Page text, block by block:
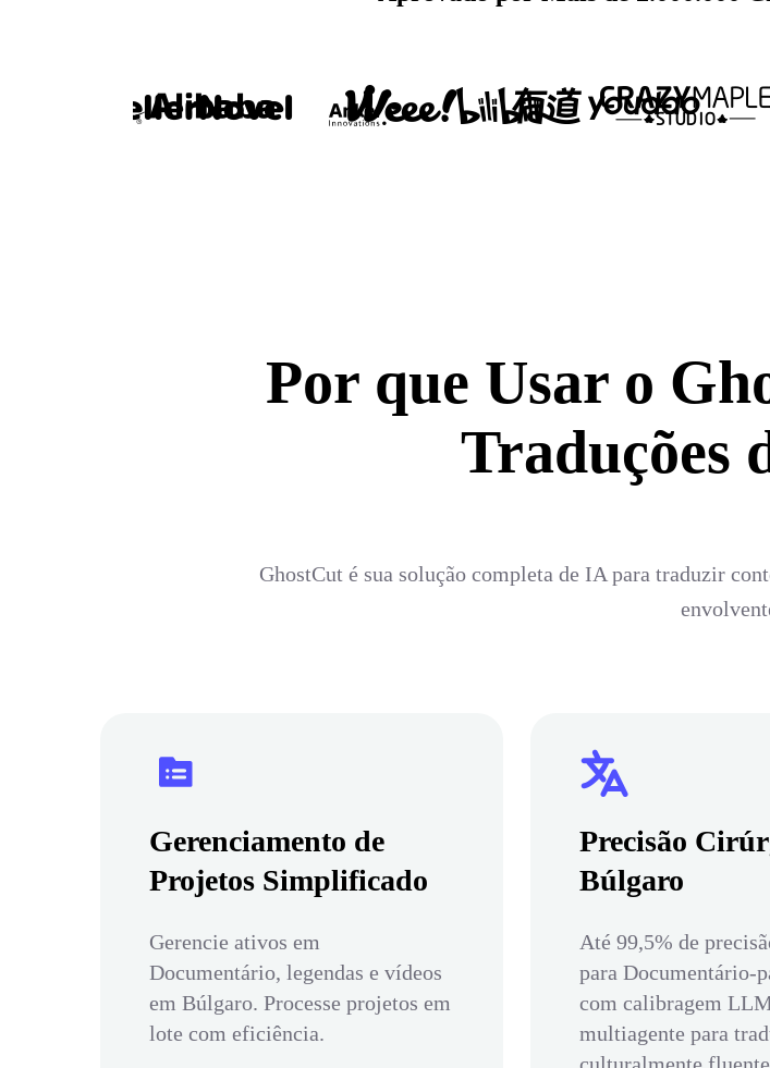
Por que Usar o
Traduções
GhostCut é sua solução completa de IA para traduzir
Gerenciamento de
Projetos Simplificado
Gerencie ativos em
Documentário, legendas e vídeos
em Búlgaro. Processe projetos em
lote com eficiência.
Precisão
Búlgaro
Até 99,5% de
para Documentário-
com calibragem
multiagente para